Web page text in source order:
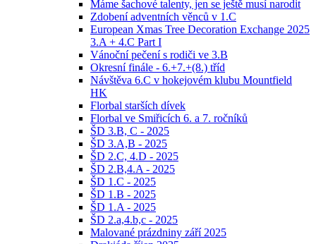
Máme šachové talenty, jen se ještě musí narodit
Zdobení adventních věnců v 1.C
European Xmas Tree Decoration Exchange 2025
3.A + 4.C Part I
Vánoční pečení s rodiči ve 3.B
Okresní finále - 6.+7.+(8.) tříd
Návštěva 6.C v hokejovém klubu Mountfield
HK
Florbal starších dívek
Florbal ve Smiřicích 6. a 7. ročníků
ŠD 3.B, C - 2025
ŠD 3.A,B - 2025
ŠD 2.C, 4.D - 2025
ŠD 2.B,4.A - 2025
ŠD 1.C - 2025
ŠD 1.B - 2025
ŠD 1.A - 2025
ŠD 2.a,4.b,c - 2025
Malované prázdniny září 2025